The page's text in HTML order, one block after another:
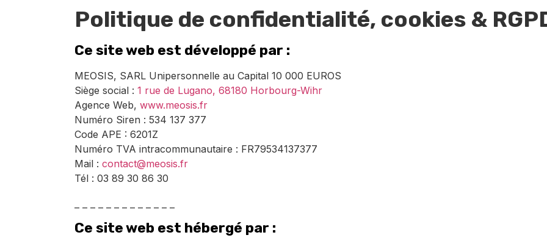
Politique de confidentialité, cookies &
Ce site web est développé par :
MEOSIS, SARL Unipersonnelle au Capital 10 000 EUROS
Siège social : 1 rue de Lugano, 68180 Horbourg-Wihr
Agence Web, www.meosis.fr
Numéro Siren : 534 137 377
Code APE : 6201Z
Numéro TVA intracommunautaire : FR79534137377
Mail : contact@meosis.fr
Tél : 03 89 30 86 30
– – – – – – – – – – – – –
Ce site web est hébergé par :